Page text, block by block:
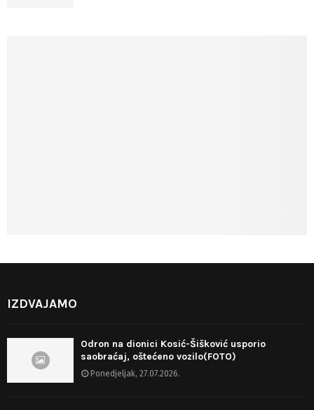
IZDVAJAMO
Odron na dionici Kosić-Šišković usporio
saobraćaj, oštećeno vozilo(FOTO)
Ponedjeljak, 27.07.2026.